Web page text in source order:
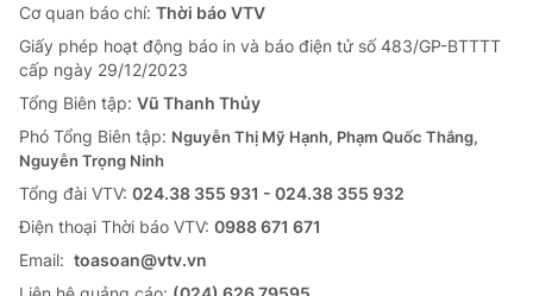
Cơ quan báo chí: Thời báo VTV
Giấy phép hoạt động báo in và báo điện tử số 483/GP-BTTTT
cấp ngày 29/12/2023
Tổng Biên tập: Vũ Thanh Thủy
Phó Tổng Biên tập: Nguyễn Thị Mỹ Hạnh, Phạm Quốc Thắng,
Nguyễn Trọng Ninh
Tổng đài VTV: 024.38 355 931 - 024.38 355 932
Ðiện thoại Thời báo VTV: 0988 671 671
Email: toasoan@vtv.vn